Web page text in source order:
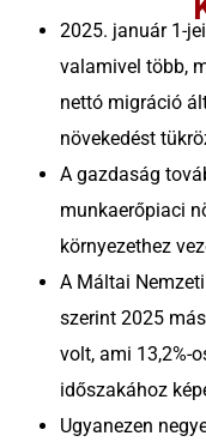
2025. január 1-
valamivel több,
nettó migráció
növekedést
A gazdaság
munkaerőpiaci
környezethez
A Máltai
szerint 2025
volt, ami 13,2%-
időszakához
Ugyanezen